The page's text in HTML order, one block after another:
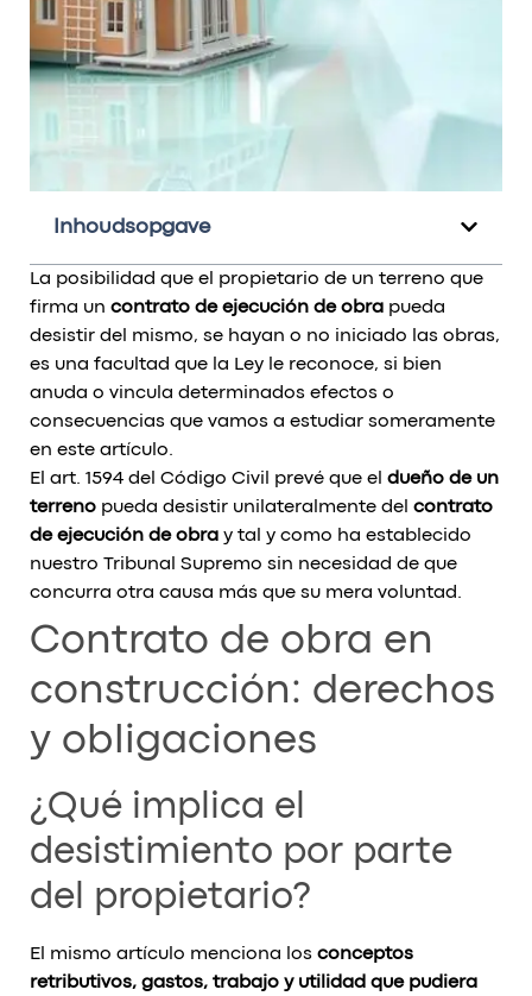
Inhoudsopgave
La posibilidad que el propietario de un terreno que
firma un contrato de ejecución de obra pueda
desistir del mismo, se hayan o no iniciado las obras,
es una facultad que la Ley le reconoce, si bien
anuda o vincula determinados efectos o
consecuencias que vamos a estudiar someramente
en este artículo.
El art. 1594 del Código Civil prevé que el dueño de un
terreno pueda desistir unilateralmente del contrato
de ejecución de obra y tal y como ha establecido
nuestro Tribunal Supremo sin necesidad de que
concurra otra causa más que su mera voluntad.
Contrato de obra en
construcción: derechos
y obligaciones
¿Qué implica el
desistimiento por parte
del propietario?
El mismo artículo menciona los conceptos
retributivos, gastos, trabajo y utilidad que pudiera